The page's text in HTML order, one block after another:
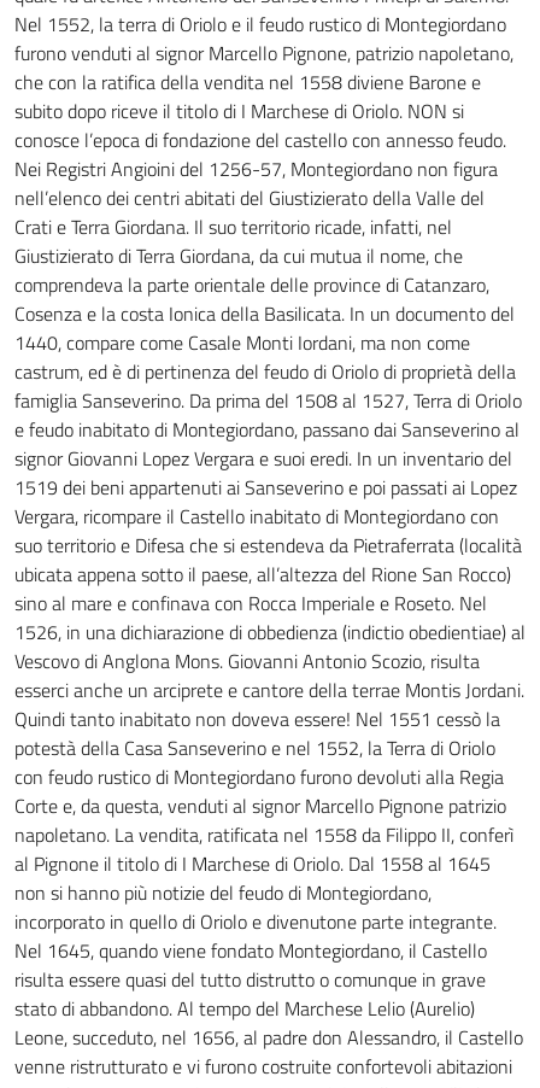
Nel 1552, la terra di Oriolo e il feudo rustico di Montegiordano
furono venduti al signor Marcello Pignone, patrizio napoletano,
che con la ratifica della vendita nel 1558 diviene Barone e
subito dopo riceve il titolo di I Marchese di Oriolo. NON si
conosce l’epoca di fondazione del castello con annesso feudo.
Nei Registri Angioini del 1256-57, Montegiordano non figura
nell’elenco dei centri abitati del Giustizierato della Valle del
Crati e Terra Giordana. Il suo territorio ricade, infatti, nel
Giustizierato di Terra Giordana, da cui mutua il nome, che
comprendeva la parte orientale delle province di Catanzaro,
Cosenza e la costa Ionica della Basilicata. In un documento del
1440, compare come Casale Monti Iordani, ma non come
castrum, ed è di pertinenza del feudo di Oriolo di proprietà della
famiglia Sanseverino. Da prima del 1508 al 1527, Terra di Oriolo
e feudo inabitato di Montegiordano, passano dai Sanseverino al
signor Giovanni Lopez Vergara e suoi eredi. In un inventario del
1519 dei beni appartenuti ai Sanseverino e poi passati ai Lopez
Vergara, ricompare il Castello inabitato di Montegiordano con
suo territorio e Difesa che si estendeva da Pietraferrata (località
ubicata appena sotto il paese, all’altezza del Rione San Rocco)
sino al mare e confinava con Rocca Imperiale e Roseto. Nel
1526, in una dichiarazione di obbedienza (indictio obedientiae) al
Vescovo di Anglona Mons. Giovanni Antonio Scozio, risulta
esserci anche un arciprete e cantore della terrae Montis Jordani.
Quindi tanto inabitato non doveva essere! Nel 1551 cessò la
potestà della Casa Sanseverino e nel 1552, la Terra di Oriolo
con feudo rustico di Montegiordano furono devoluti alla Regia
Corte e, da questa, venduti al signor Marcello Pignone patrizio
napoletano. La vendita, ratificata nel 1558 da Filippo II, conferì
al Pignone il titolo di I Marchese di Oriolo. Dal 1558 al 1645
non si hanno più notizie del feudo di Montegiordano,
incorporato in quello di Oriolo e divenutone parte integrante.
Nel 1645, quando viene fondato Montegiordano, il Castello
risulta essere quasi del tutto distrutto o comunque in grave
stato di abbandono. Al tempo del Marchese Lelio (Aurelio)
Leone, succeduto, nel 1656, al padre don Alessandro, il Castello
venne ristrutturato e vi furono costruite confortevoli abitazioni